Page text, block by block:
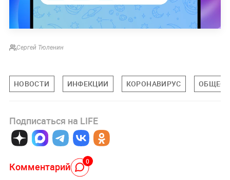
Сергей Тюленин
НОВОСТИ ИНФЕКЦИИ КОРОНАВИРУС
Подписаться на LIFE
Комментарий 0